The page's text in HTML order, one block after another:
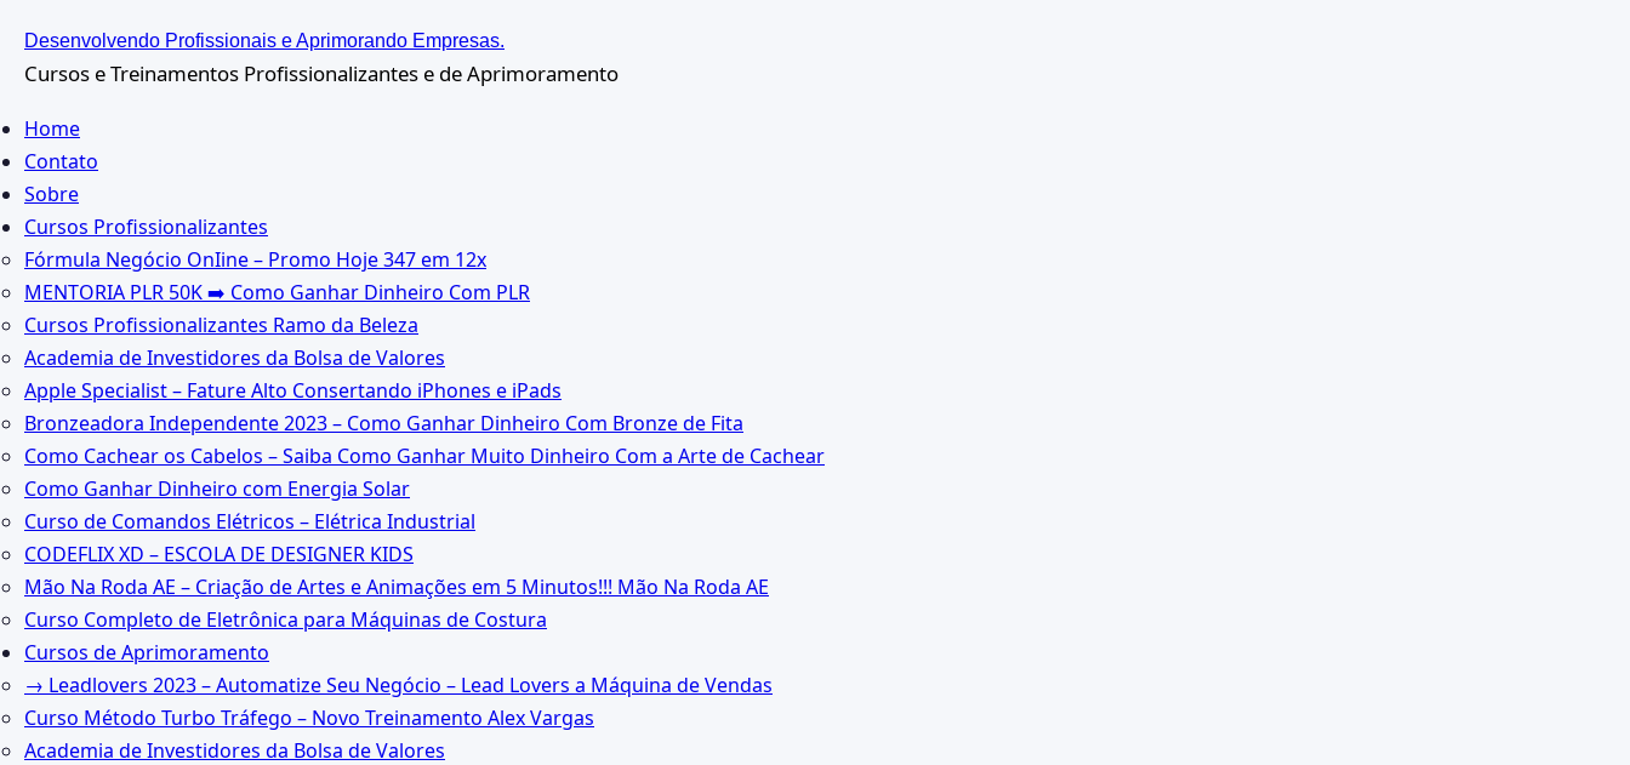
Ir
para
conteúdo
Desenvolvendo Profissionais e Aprimorando Empresas.
Cursos e Treinamentos Profissionalizantes e de Aprimoramento
Home
Contato
Sobre
Cursos Profissionalizantes
Fórmula Negócio OnIine – Promo Hoje 347 em 12x
MENTORIA PLR 50K ➡️ Como Ganhar Dinheiro Com PLR
Cursos Profissionalizantes Ramo da Beleza
Academia de Investidores da Bolsa de Valores
Apple Specialist – Fature Alto Consertando iPhones e iPads
Bronzeadora Independente 2023 – Como Ganhar Dinheiro Com Bronze de Fita
Como Cachear os Cabelos – Saiba Como Ganhar Muito Dinheiro Com a Arte de Cachear
Como Ganhar Dinheiro com Energia Solar
Curso de Comandos Elétricos – Elétrica Industrial
CODEFLIX XD – ESCOLA DE DESIGNER KIDS
Mão Na Roda AE – Criação de Artes e Animações em 5 Minutos!!! Mão Na Roda AE
Curso Completo de Eletrônica para Máquinas de Costura
Cursos de Aprimoramento
→ Leadlovers 2023 – Automatize Seu Negócio – Lead Lovers a Máquina de Vendas
Curso Método Turbo Tráfego – Novo Treinamento Alex Vargas
Academia de Investidores da Bolsa de Valores